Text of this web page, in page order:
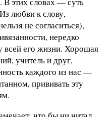
любви к слову,
не согласиться),
нередко
всей его жизни. Хорошая
учитель и друг,
каждого из нас —
прививать эту